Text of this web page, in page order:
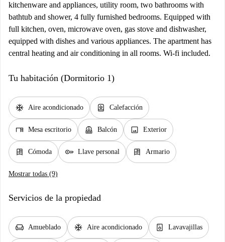
kitchenware and appliances, utility room, two bathrooms with
bathtub and shower, 4 fully furnished bedrooms. Equipped with
full kitchen, oven, microwave oven, gas stove and dishwasher,
equipped with dishes and various appliances. The apartment has
central heating and air conditioning in all rooms. Wi-fi included.
Tu habitación (Dormitorio 1)
ac_unit Aire acondicionado water_heater Calefacción
desk Mesa escritorio balcony Balcón image Exterior
dresser Cómoda key Llave personal dresser Armario
Mostrar todas (9)
Servicios de la propiedad
chair Amueblado ac_unit Aire acondicionado dishwasher_gen Lavavajillas